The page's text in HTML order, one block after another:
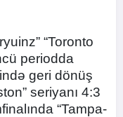
“Toronto
periodda
geri dönüş
seriyanı 4:3
“Tampa-